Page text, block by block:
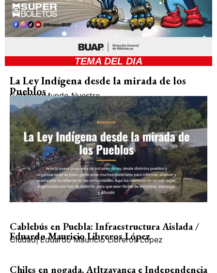
TEMA DEL DIA
La Ley Indígena desde la mirada de los
Pueblos
GobiernoMundo Nuestro
Cablebús en Puebla: Infraestructura Aislada /
Eduardo Mauricio Libreros López
Ciudad| Eduardo Mauricio Libreros López
Chiles en nogada, Atltzayanca e Independencia